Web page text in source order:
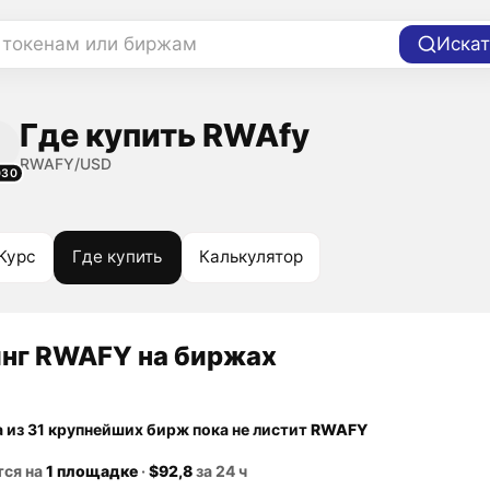
или биржам
Где купить RWAfy
RWAFY/USD
Где купить Калькулятор
RWAFY на биржах
из 31 крупнейших бирж пока не листитRWAFY
на1 площадке·$92,8за 24 ч